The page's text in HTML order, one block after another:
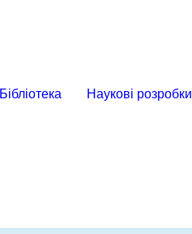
Бібліотека Наукові розробки